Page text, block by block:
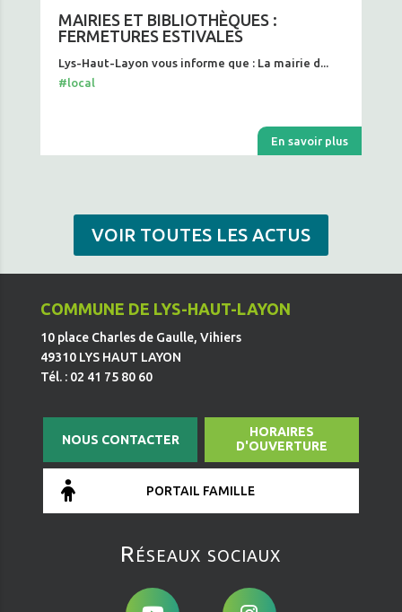
MAIRIES ET BIBLIOTHÈQUES :
FERMETURES ESTIVALES
Lys-Haut-Layon vous informe que : La mairie d...
#local
En savoir plus
VOIR TOUTES LES ACTUS
COMMUNE DE LYS-HAUT-LAYON
10 place Charles de Gaulle, Vihiers
49310 LYS HAUT LAYON
Tél. : 02 41 75 80 60
NOUS CONTACTER
HORAIRES
D'OUVERTURE
PORTAIL FAMILLE
Réseaux sociaux